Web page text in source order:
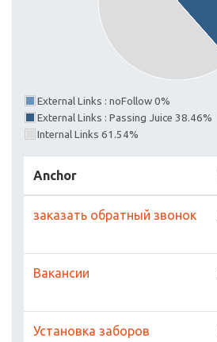
External Links : noFollow 0%
External Links : Passing Juice 38.46%
Internal Links 61.54%
Anchor
заказать обратный звонок
Вакансии
Установка заборов